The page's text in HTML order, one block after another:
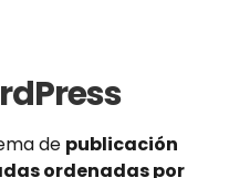
de publicación
ordenadas por